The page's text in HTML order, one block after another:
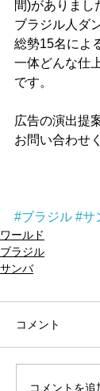
間)がありまし
ブラジル人ダ
総勢15名によ
一体どんな仕
です。
広告の演出提
お問い合わせ
#ブラジル #サ
ワールド
ブラジル
サンバ
コメント
コメントを